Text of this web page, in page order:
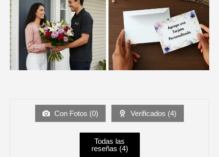
Con Fotos (0) Verificados (4)
Todas las
reseñas (4)